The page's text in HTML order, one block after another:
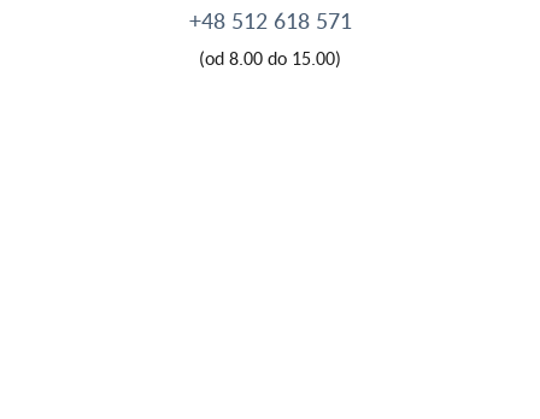
+48 512 618 571
(od 8.00 do 15.00)